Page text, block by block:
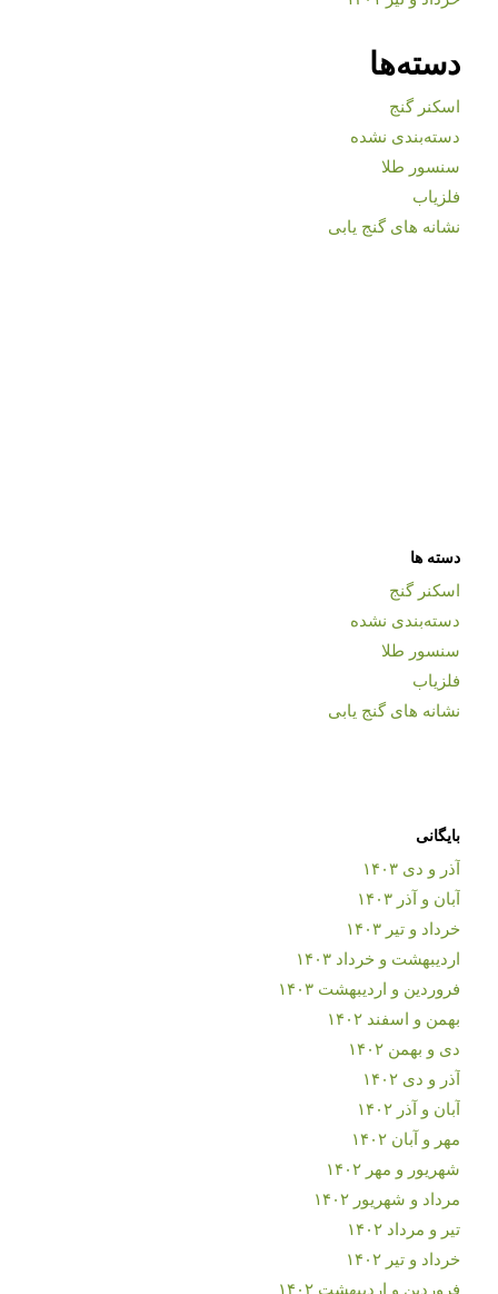
دسته‌ها
اسکنر گنج
دسته‌بندی نشده
سنسور طلا
فلزیاب
نشانه های گنج یابی
دسته ها
اسکنر گنج
دسته‌بندی نشده
سنسور طلا
فلزیاب
نشانه های گنج یابی
بایگانی
آذر و دی ۱۴۰۳
آبان و آذر ۱۴۰۳
خرداد و تیر ۱۴۰۳
اردیبهشت و خرداد ۱۴۰۳
فروردین و اردیبهشت ۱۴۰۳
بهمن و اسفند ۱۴۰۲
دی و بهمن ۱۴۰۲
آذر و دی ۱۴۰۲
آبان و آذر ۱۴۰۲
مهر و آبان ۱۴۰۲
شهریور و مهر ۱۴۰۲
مرداد و شهریور ۱۴۰۲
تیر و مرداد ۱۴۰۲
خرداد و تیر ۱۴۰۲
فروردین و اردیبهشت ۱۴۰۲